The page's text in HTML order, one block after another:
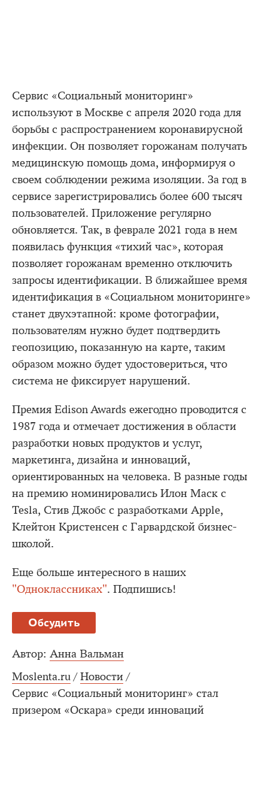
Сервис «Социальный мониторинг»
используют в Москве с апреля 2020 года для
борьбы с распространением коронавирусной
инфекции. Он позволяет горожанам получать
медицинскую помощь дома, информируя о
своем соблюдении режима изоляции. За год в
сервисе зарегистрировались более 600 тысяч
пользователей. Приложение регулярно
обновляется. Так, в феврале 2021 года в нем
появилась функция «тихий час», которая
позволяет горожанам временно отключить
запросы идентификации. В ближайшее время
идентификация в «Социальном мониторинге»
станет двухэтапной: кроме фотографии,
пользователям нужно будет подтвердить
геопозицию, показанную на карте, таким
образом можно будет удостовериться, что
система не фиксирует нарушений.
Премия Edison Awards ежегодно проводится с
1987 года и отмечает достижения в области
разработки новых продуктов и услуг,
маркетинга, дизайна и инноваций,
ориентированных на человека. В разные годы
на премию номинировались Илон Маск с
Tesla, Стив Джобс с разработками Apple,
Клейтон Кристенсен с Гарвардской бизнес-
школой.
Еще больше интересного в наших
"Одноклассниках". Подпишись!
Обсудить
Автор: Анна Вальман
Moslenta.ru / Новости /
Сервис «Социальный мониторинг» стал
призером «Оскара» среди инноваций